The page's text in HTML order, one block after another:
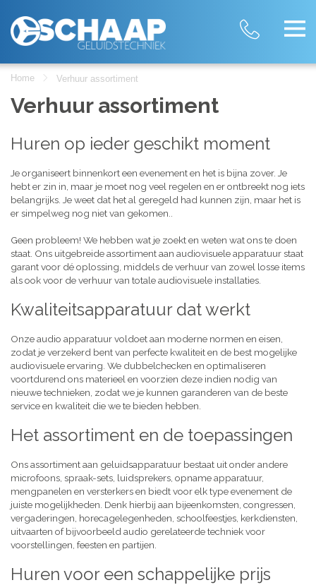
Home Verhuur assortiment
Verhuur assortiment
Huren op ieder geschikt moment
Je organiseert binnenkort een evenement en het is bijna zover. Je
hebt er zin in, maar je moet nog veel regelen en er ontbreekt nog iets
belangrijks. Je weet dat het al geregeld had kunnen zijn, maar het is
er simpelweg nog niet van gekomen..
Geen probleem! We hebben wat je zoekt en weten wat ons te doen
staat. Ons uitgebreide assortiment aan audiovisuele apparatuur staat
garant voor dé oplossing, middels de verhuur van zowel losse items
als ook voor de verhuur van totale audiovisuele installaties.
Kwaliteitsapparatuur dat werkt
Onze audio apparatuur voldoet aan moderne normen en eisen,
zodat je verzekerd bent van perfecte kwaliteit en de best mogelijke
audiovisuele ervaring. We dubbelchecken en optimaliseren
voortdurend ons materieel en voorzien deze indien nodig van
nieuwe technieken, zodat we je kunnen garanderen van de beste
service en kwaliteit die we te bieden hebben.
Het assortiment en de toepassingen
Ons assortiment aan geluidsapparatuur bestaat uit onder andere
microfoons, spraak-sets, luidsprekers, opname apparatuur,
mengpanelen en versterkers en biedt voor elk type evenement de
juiste mogelijkheden. Denk hierbij aan bijeenkomsten, congressen,
vergaderingen, horecagelegenheden, schoolfeestjes, kerkdiensten,
uitvaarten of bijvoorbeeld audio gerelateerde techniek voor
voorstellingen, feesten en partijen.
Huren voor een schappelijke prijs